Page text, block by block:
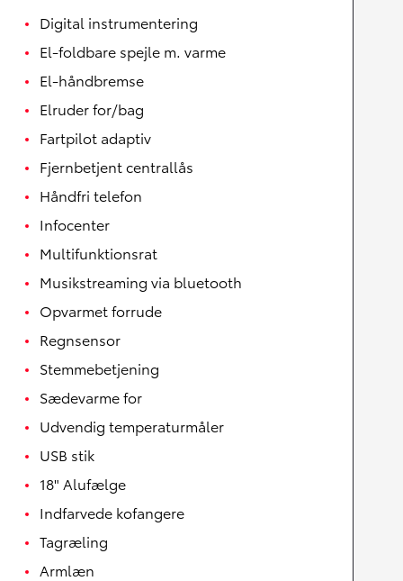
Digital instrumentering
El-foldbare spejle m. varme
El-håndbremse
Elruder for/bag
Fartpilot adaptiv
Fjernbetjent centrallås
Håndfri telefon
Infocenter
Multifunktionsrat
Musikstreaming via bluetooth
Opvarmet forrude
Regnsensor
Stemmebetjening
Sædevarme for
Udvendig temperaturmåler
USB stik
18" Alufælge
Indfarvede kofangere
Tagræling
Armlæn